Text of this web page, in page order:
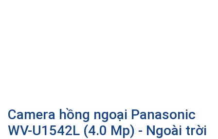
Camera hồng ngoại Panasonic
WV-U1542L (4.0 Mp) - Ngoài trời
vụ
Hỗ
trợ